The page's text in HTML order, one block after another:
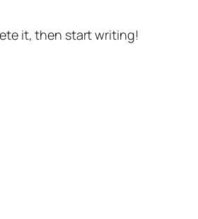
it, then start writing!